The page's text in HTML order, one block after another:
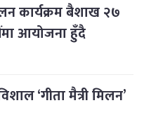
कार्यक्रम बैशाख २७
आयोजना हुँदै
‘गीता मैत्री मिलन’